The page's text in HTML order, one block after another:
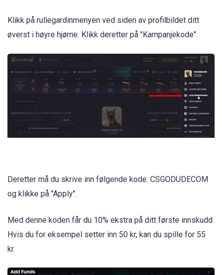
Klikk på rullegardinmenyen ved siden av profilbildet ditt
øverst i høyre hjørne. Klikk deretter på "Kampanjekode".
Deretter må du skrive inn følgende kode: CSGODUDECOM
og klikke på "Apply".
Med denne koden får du 10% ekstra på ditt første innskudd.
Hvis du for eksempel setter inn 50 kr, kan du spille for 55
kr.